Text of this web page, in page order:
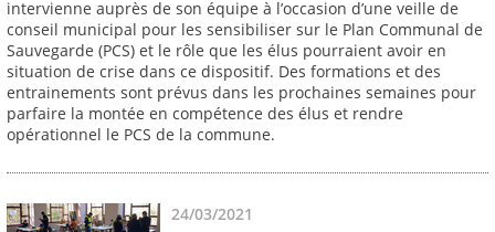
intervienne auprès de son équipe à l’occasion d’une veille de
conseil municipal pour les sensibiliser sur le Plan Communal de
Sauvegarde (PCS) et le rôle que les élus pourraient avoir en
situation de crise dans ce dispositif. Des formations et des
entrainements sont prévus dans les prochaines semaines pour
parfaire la montée en compétence des élus et rendre
opérationnel le PCS de la commune.
24/03/2021